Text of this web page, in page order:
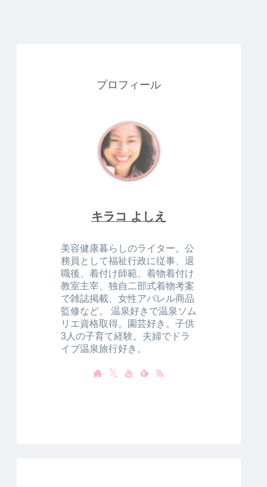
プロフィール
キラコ よしえ
美容健康暮らしのライター。公
務員として福祉行政に従事、退
職後、着付け師範、着物着付け
教室主宰、独自二部式着物考案
で雑誌掲載、女性アパレル商品
監修など。 温泉好きで温泉ソム
リエ資格取得。園芸好き。子供
3人の子育て経験。夫婦でドラ
イブ温泉旅行好き。